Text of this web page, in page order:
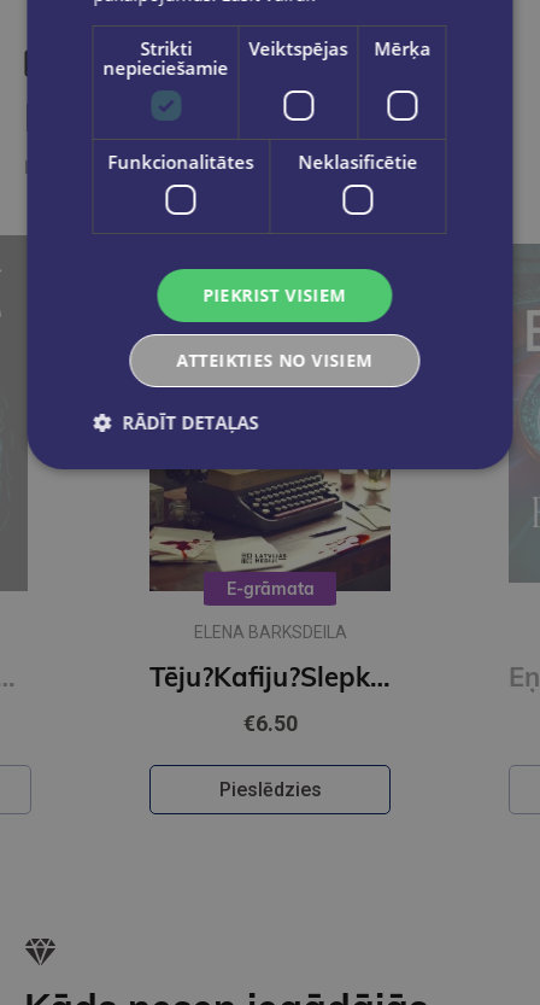
Līdzīgas preces
Ieskaties, varbūt noder
grāmata)
E-grāmata
ELENA BARKSDEILA
Tēju?Kafiju?Slepkavību! Īena O Šelija atvadu vārdi (e-grāmata)
€6.50
Pieslēdzies
Strikti
nepieciešamie
Veiktspējas Mērķa
Funkcionalitātes Neklasificētie
PIEKRIST VISIEM
ATTEIKTIES NO VISIEM
RĀDĪT DETAĻAS